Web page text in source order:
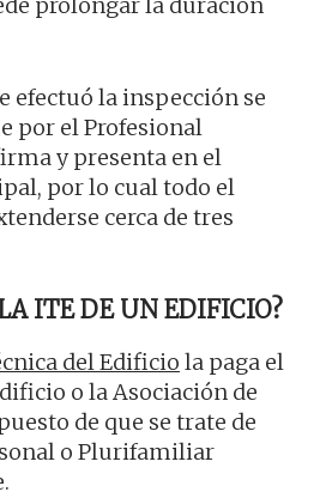
efectuó la inspección se
por el Profesional
y presenta en el
por lo cual todo el
cerca de tres
ITE DE UN EDIFICIO?
del Edificio la paga el
o la Asociación de
de que se trate de
o Plurifamiliar